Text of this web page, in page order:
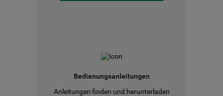
Bedienungsanleitungen
Anleitungen finden und herunterladen